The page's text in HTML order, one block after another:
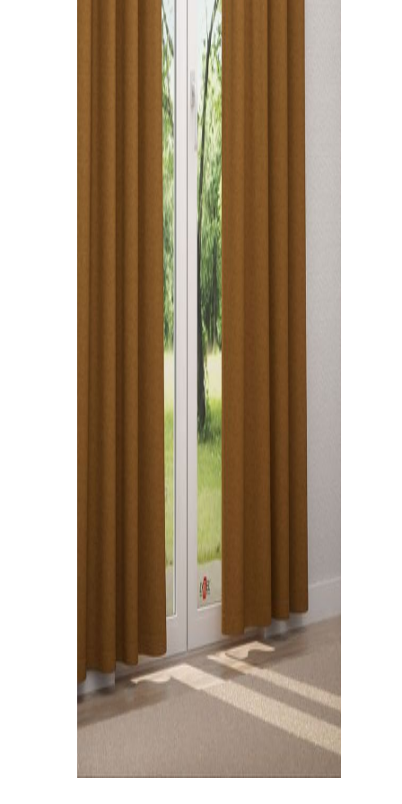
Gardinenstange